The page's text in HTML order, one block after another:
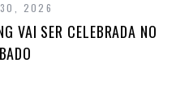
30, 2026
VAI SER CELEBRADA NO